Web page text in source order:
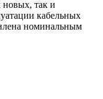
новых, так и
кабельных
номинальным